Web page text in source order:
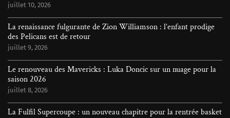
juillet 10, 2026
La renaissance fulgurante de Zion Williamson : l’enfant prodige
des Pelicans est de retour
juillet 9, 2026
Le renouveau des Mavericks : Luka Doncic sur un nuage pour la
saison 2026
juillet 8, 2026
La Fulfil Supercoupe : un nouveau chapitre pour la rentrée basket